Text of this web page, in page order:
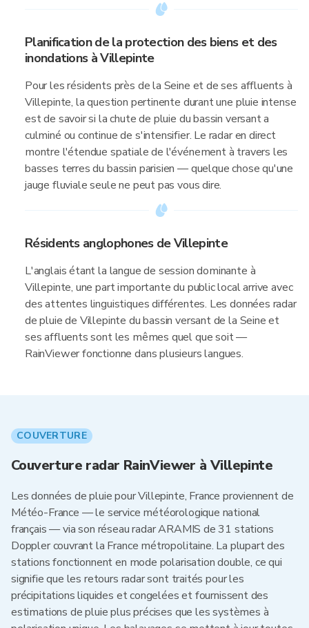
Planification de la protection des biens et des
inondations à Villepinte
Pour les résidents près de la Seine et de ses affluents à
Villepinte, la question pertinente durant une pluie intense
est de savoir si la chute de pluie du bassin versant a
culminé ou continue de s'intensifier. Le radar en direct
montre l'étendue spatiale de l'événement à travers les
basses terres du bassin parisien — quelque chose qu'une
jauge fluviale seule ne peut pas vous dire.
Résidents anglophones de Villepinte
L'anglais étant la langue de session dominante à
Villepinte, une part importante du public local arrive avec
des attentes linguistiques différentes. Les données radar
de pluie de Villepinte du bassin versant de la Seine et
ses affluents sont les mêmes quel que soit —
RainViewer fonctionne dans plusieurs langues.
COUVERTURE
Couverture radar RainViewer à Villepinte
Les données de pluie pour Villepinte, France proviennent de
Météo-France — le service météorologique national
français — via son réseau radar ARAMIS de 31 stations
Doppler couvrant la France métropolitaine. La plupart des
stations fonctionnent en mode polarisation double, ce qui
signifie que les retours radar sont traités pour les
précipitations liquides et congelées et fournissent des
estimations de pluie plus précises que les systèmes à